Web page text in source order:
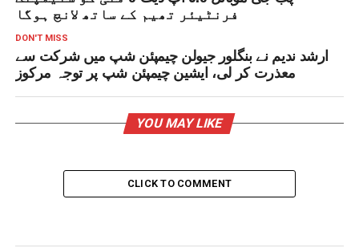
فرنٹیئر تھیم کے ساتھ لانچ ہوگا
DON'T MISS
ارشد ندیم نے بنگلور جیولن چیمپئن شپ میں شرکت سے
معذرت کر لی، ایشین چیمپئن شپ پر توجہ مرکوز
YOU MAY LIKE
CLICK TO COMMENT